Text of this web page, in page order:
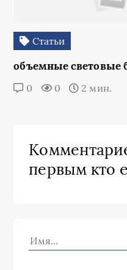
Статьи
объемные световые
0 0 2 мин.
первым кто